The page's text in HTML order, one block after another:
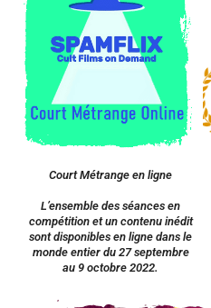
Court Métrange en ligne
L’ensemble des séances en
compétition et un contenu inédit
sont disponibles en ligne dans le
monde entier du 27 septembre
au 9 octobre 2022.